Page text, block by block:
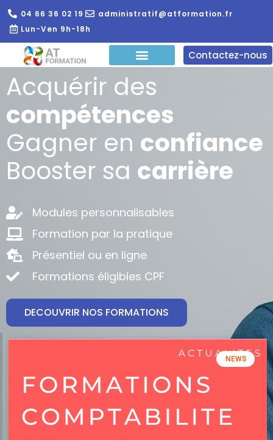
04 66 36 02 19
administratif@atformation.fr
Lun-Ven 9h-18h
Contactez-nous
Acquérir des
compétences
Gagner en confiance
Booster sa carrière
Modules personnalisables
Formation par la pratique
Présentiel ou en ligne
Formations éligibles CPF
DECOUVRIR NOS FORMATIONS
NEWS